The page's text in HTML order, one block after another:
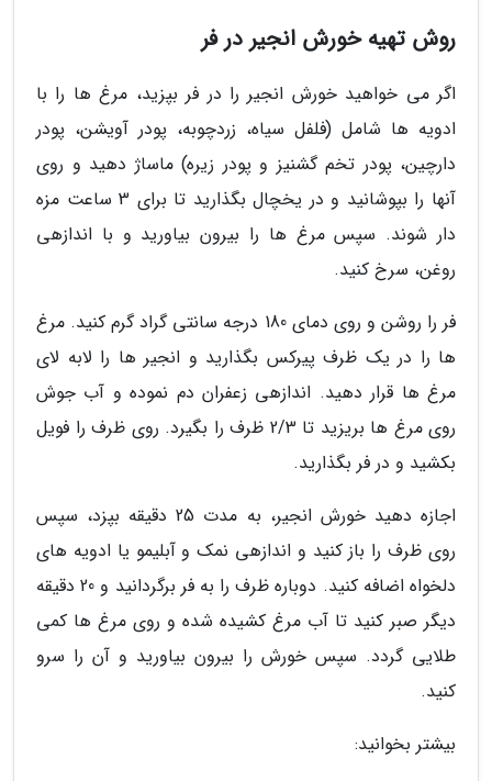
روش تهیه خورش انجیر در فر
اگر می خواهید خورش انجیر را در فر بپزید، مرغ ها را با
ادویه ها شامل (فلفل سیاه، زردچوبه، پودر آویشن، پودر
دارچین، پودر تخم گشنیز و پودر زیره) ماساژ دهید و روی
آنها را بپوشانید و در یخچال بگذارید تا برای 3 ساعت مزه
دار شوند. سپس مرغ ها را بیرون بیاورید و با اندازهی
روغن، سرخ کنید.
فر را روشن و روی دمای 180 درجه سانتی گراد گرم کنید. مرغ
ها را در یک ظرف پیرکس بگذارید و انجیر ها را لابه لای
مرغ ها قرار دهید. اندازهی زعفران دم نموده و آب جوش
روی مرغ ها بریزید تا 2/3 ظرف را بگیرد. روی ظرف را فویل
بکشید و در فر بگذارید.
اجازه دهید خورش انجیر، به مدت 25 دقیقه بپزد، سپس
روی ظرف را باز کنید و اندازهی نمک و آبلیمو یا ادویه های
دلخواه اضافه کنید. دوباره ظرف را به فر برگردانید و 20 دقیقه
دیگر صبر کنید تا آب مرغ کشیده شده و روی مرغ ها کمی
طلایی گردد. سپس خورش را بیرون بیاورید و آن را سرو
کنید.
بیشتر بخوانید: